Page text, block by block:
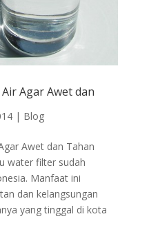
Agar Awet dan
| Blog
Awet dan Tahan
water filter sudah
Manfaat ini
dan kelangsungan
yang tinggal di kota